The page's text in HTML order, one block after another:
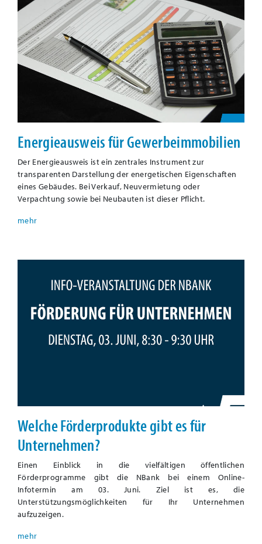
Energieausweis für Gewerbeimmobilien
Der Energieausweis ist ein zentrales Instrument zur
transparenten Darstellung der energetischen Eigenschaften
eines Gebäudes. Bei Verkauf, Neuvermietung oder
Verpachtung sowie bei Neubauten ist dieser Pflicht.
Welche Förderprodukte gibt es für
Unternehmen?
Einen Einblick in die vielfältigen öffentlichen
Förderprogramme gibt die NBank bei einem Online-
Infotermin am 03. Juni. Ziel ist es, die
Unterstützungsmöglichkeiten für Ihr Unternehmen
aufzuzeigen.